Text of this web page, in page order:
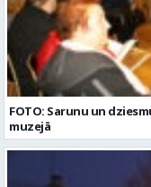
FOTO: Sarunu un
muzejā